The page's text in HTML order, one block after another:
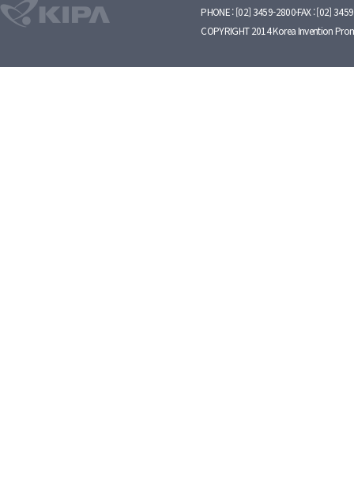
PHONE : [02] 3459-2800·FAX : [02]
COPYRIGHT 2014 Korea Invention